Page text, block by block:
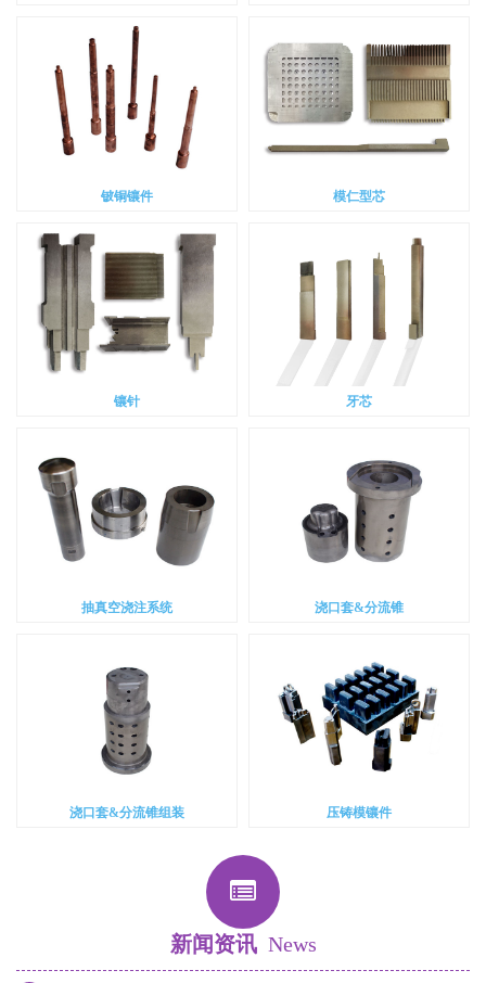
铍铜镶件 模仁型芯
镶针 牙芯
抽真空浇注系统 浇口套&分流锥
浇口套&分流锥组装 压铸模镶件
新闻资讯 News